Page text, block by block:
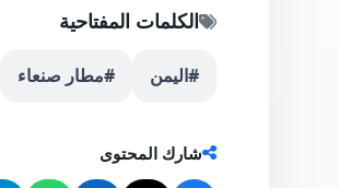
الكلمات المفتاحية
#اليمن #مطار صنعاء
شارك المحتوى